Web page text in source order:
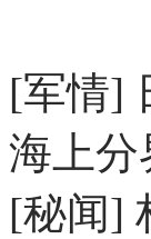
[军情]
海上分
[秘闻]